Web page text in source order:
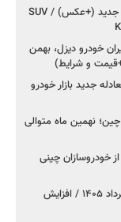
کرمان موتور به دنبال ۲ محصول جدید (+عکس) / SUV
خودرو دیزل، بهمن
جدید بازار خودرو
چین؛ نهمین ماه متوالی
خودروسازان چینی
اعلام قیمت جدید پارس نوا در مرداد ۱۴۰۵ / افزایش